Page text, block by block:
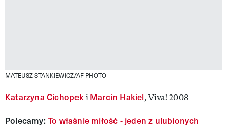
MATEUSZ STANKIEWICZ/AF PHOTO
Katarzyna CichopekiMarcin Hakiel, Viva! 2008
Polecamy: To właśnie miłość - jeden z ulubionych